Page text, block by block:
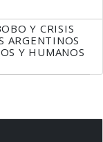
Y CRISIS
ARGENTINOS
Y HUMANOS